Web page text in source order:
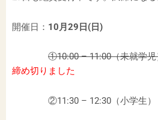
開催日： 10月29日(日)
①10:00 – 11:00（未就学児
締め切りました
②11:30 – 12:30（小学生）